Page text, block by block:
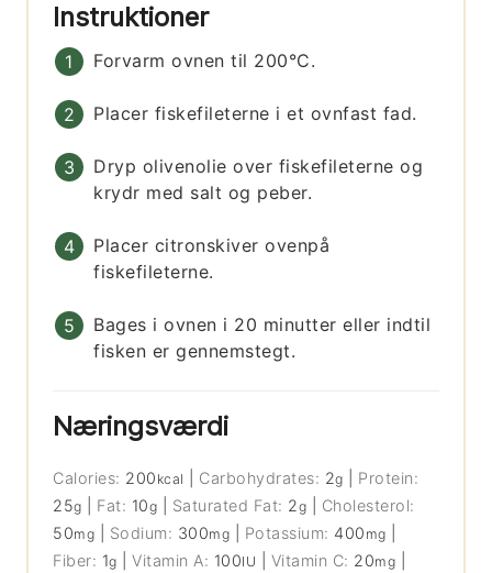
Instruktioner
Forvarm ovnen til 200°C.
Placer fiskefileterne i et ovnfast fad.
Dryp olivenolie over fiskefileterne og
krydr med salt og peber.
Placer citronskiver ovenpå
fiskefileterne.
Bages i ovnen i 20 minutter eller indtil
fisken er gennemstegt.
Næringsværdi
Calories: 200 kcal Carbohydrates: 2g
Protein:
25g Fat: 10g Saturated Fat: 2g
Cholesterol:
50mg Sodium: 300mg Potassium: 400 mg
Fiber: 1g |Vitamin A: 100IU Vitamin C: 20mg